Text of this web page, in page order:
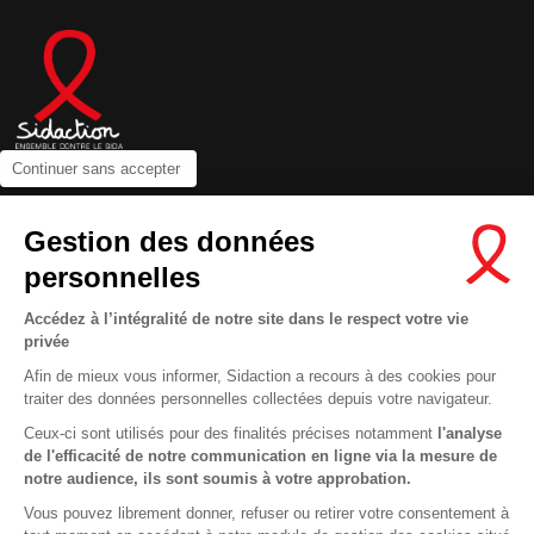
Continuer sans accepter
Gestion des données
personnelles
Accédez à l’intégralité de notre site dans le respect votre vie
privée
Afin de mieux vous informer, Sidaction a recours à des cookies pour
traiter des données personnelles collectées depuis votre navigateur.
Ceux-ci sont utilisés pour des finalités précises notamment l'analyse
de l'efficacité de notre communication en ligne via la mesure de
notre audience, ils sont soumis à votre approbation.
Vous pouvez librement donner, refuser ou retirer votre consentement à
Newsletter
Nous suivre sur les réseaux :
MENTIONS LÉGALES
CONDITIONS D’UTILISATION ET PROTECTION DES DONNÉES
COOKIES